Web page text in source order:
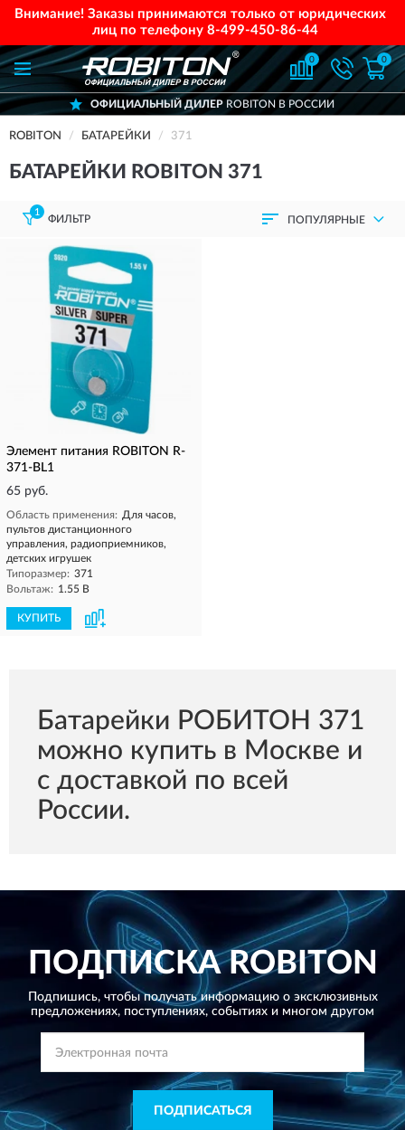
Внимание! Заказы принимаются только от юридических
лиц по телефону 8-499-450-86-44
0 0
ОФИЦИАЛЬНЫЙ ДИЛЕРROBITON В РОССИИ
ROBITON БАТАРЕЙКИ 371
БАТАРЕЙКИ ROBITON 371
1
ФИЛЬТР ПОПУЛЯРНЫЕ
Элемент питания ROBITON R-
371-BL1
65 руб.
Область применения: Для часов,
пультов дистанционного
управления, радиоприемников,
детских игрушек
Типоразмер: 371
Вольтаж: 1.55 В
КУПИТЬ
Батарейки РОБИТОН 371
можно купить в Москве и
с доставкой по всей
России.
ПОДПИСКАROBITON
Подпишись, чтобы получать информацию о эксклюзивных
предложениях, поступлениях, событиях и многом другом
ПОДПИСАТЬСЯ